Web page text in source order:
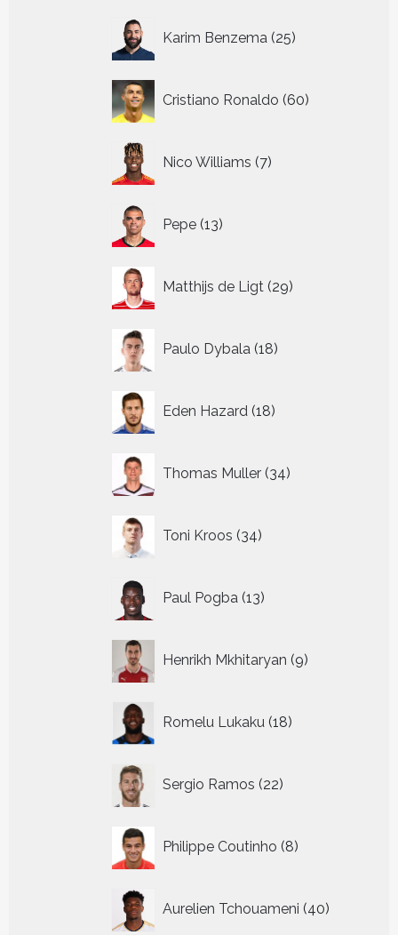
Karim Benzema 25
producten
Cristiano Ronaldo 60
producten
Nico Williams 7
producten
Pepe 13
producten
Matthijs de Ligt 29
producten
Paulo Dybala 18
producten
Eden Hazard 18
producten
Thomas Muller 34
producten
Toni Kroos 34
producten
Paul Pogba 13
producten
Henrikh Mkhitaryan 9
producten
Romelu Lukaku 18
producten
Sergio Ramos 22
producten
Philippe Coutinho 8
producten
Aurelien Tchouameni 40
producten